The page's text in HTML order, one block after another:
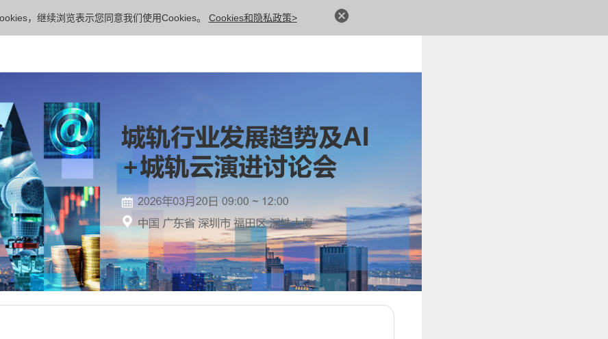
，继续浏览表示您同意我们使用Cookies。 Cookies和隐私政策>